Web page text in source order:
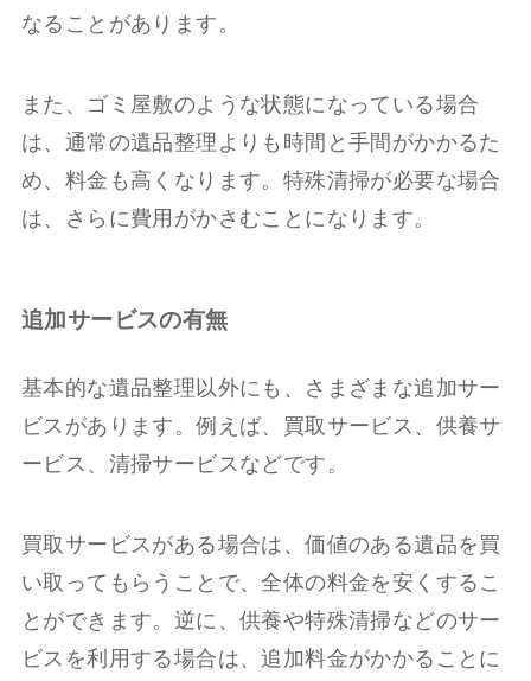
なることがあります。
また、ゴミ屋敷のような状態になっている場合
は、通常の遺品整理よりも時間と手間がかかるた
め、料金も高くなります。特殊清掃が必要な場合
は、さらに費用がかさむことになります。
追加サービスの有無
基本的な遺品整理以外にも、さまざまな追加サー
ビスがあります。例えば、買取サービス、供養サ
ービス、清掃サービスなどです。
買取サービスがある場合は、価値のある遺品を買
い取ってもらうことで、全体の料金を安くするこ
とができます。逆に、供養や特殊清掃などのサー
ビスを利用する場合は、追加料金がかかることに